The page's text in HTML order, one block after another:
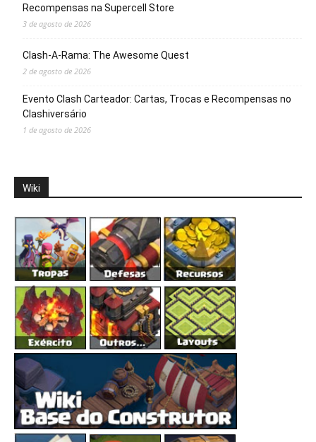
Recompensas na Supercell Store
3 de agosto de 2026
Clash-A-Rama: The Awesome Quest
2 de agosto de 2026
Evento Clash Carteador: Cartas, Trocas e Recompensas no
Clashiversário
1 de agosto de 2026
Wiki